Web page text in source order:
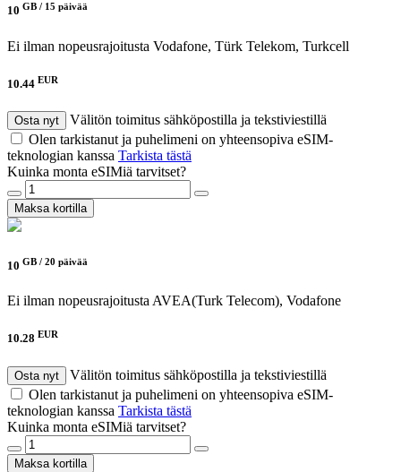
10 GB / 15 päivää
Ei ilman nopeusrajoitusta Vodafone, Türk Telekom, Turkcell
10.44 EUR
Osta nyt
Välitön toimitus sähköpostilla ja tekstiviestillä
Olen tarkistanut ja puhelimeni on yhteensopiva eSIM-
teknologian kanssa Tarkista tästä
Kuinka monta eSIMiä tarvitset?
Maksa kortilla
10 GB / 20 päivää
Ei ilman nopeusrajoitusta AVEA(Turk Telecom), Vodafone
10.28 EUR
Osta nyt
Välitön toimitus sähköpostilla ja tekstiviestillä
Olen tarkistanut ja puhelimeni on yhteensopiva eSIM-
teknologian kanssa Tarkista tästä
Kuinka monta eSIMiä tarvitset?
Maksa kortilla